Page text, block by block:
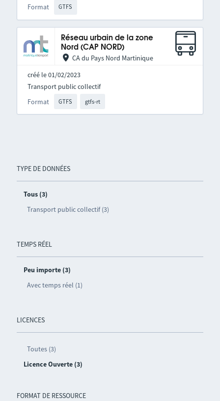
TYPE DE DONNÉES
Tous (3)
Transport public collectif (3)
TEMPS RÉEL
Peu importe (3)
Avec temps réel (1)
LICENCES
Toutes (3)
Licence Ouverte (3)
FORMAT DE RESSOURCE
Format GTFS
Réseau urbain de la zone
Nord (CAP NORD)
CA du Pays Nord Martinique
créé le 01/02/2023
Format GTFS gtfs-rt
Transport public collectif